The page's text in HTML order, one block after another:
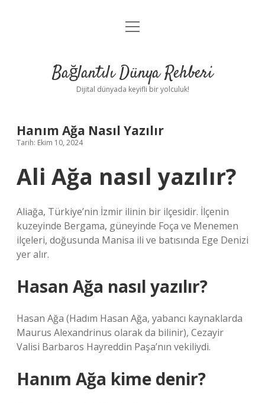
Anasayfa
Yasal Uyarı
menüyü
Bağlantılı Dünya Rehberi
Dijital dünyada keyifli bir yolculuk!
Hanım Ağa Nasıl Yazılır
Tarih: Ekim 10, 2024
Ali Ağa nasıl yazılır?
Aliağa, Türkiye’nin İzmir ilinin bir ilçesidir. İlçenin
kuzeyinde Bergama, güneyinde Foça ve Menemen
ilçeleri, doğusunda Manisa ili ve batısında Ege Denizi
yer alır.
Hasan Ağa nasıl yazılır?
Hasan Ağa (Hadım Hasan Ağa, yabancı kaynaklarda
Maurus Alexandrinus olarak da bilinir), Cezayir
Valisi Barbaros Hayreddin Paşa’nın vekiliydi.
Hanım Ağa kime denir?